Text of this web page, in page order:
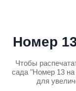
Номер
Чтобы
сада "Номер 13
для